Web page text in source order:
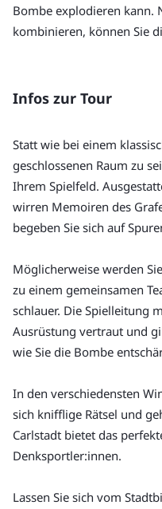
Bombe explodieren kann.
kombinieren, können Sie
Infos zur Tour
Statt wie bei einem
geschlossenen Raum zu
Ihrem Spielfeld.
wirren Memoiren des
begeben Sie sich auf
Möglicherweise werden
zu einem gemeinsamen
schlauer. Die Spielleitung
Ausrüstung vertraut und
wie Sie die Bombe
In den verschiedensten
sich knifflige Rätsel und
Carlstadt bietet das
Denksportler:innen.
Lassen Sie sich vom